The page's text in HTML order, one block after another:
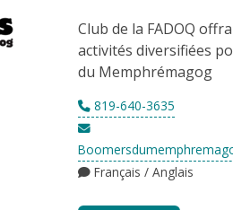
Club de la FADOQ
activités diversifiées
du Memphrémagog
819-640-3635
Français / Anglais